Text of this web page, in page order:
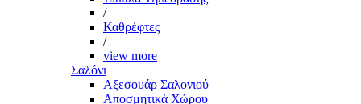
/
Καθρέφτες
/
view more
Σαλόνι
Αξεσουάρ Σαλονιού
Αποσμητικά Χώρου